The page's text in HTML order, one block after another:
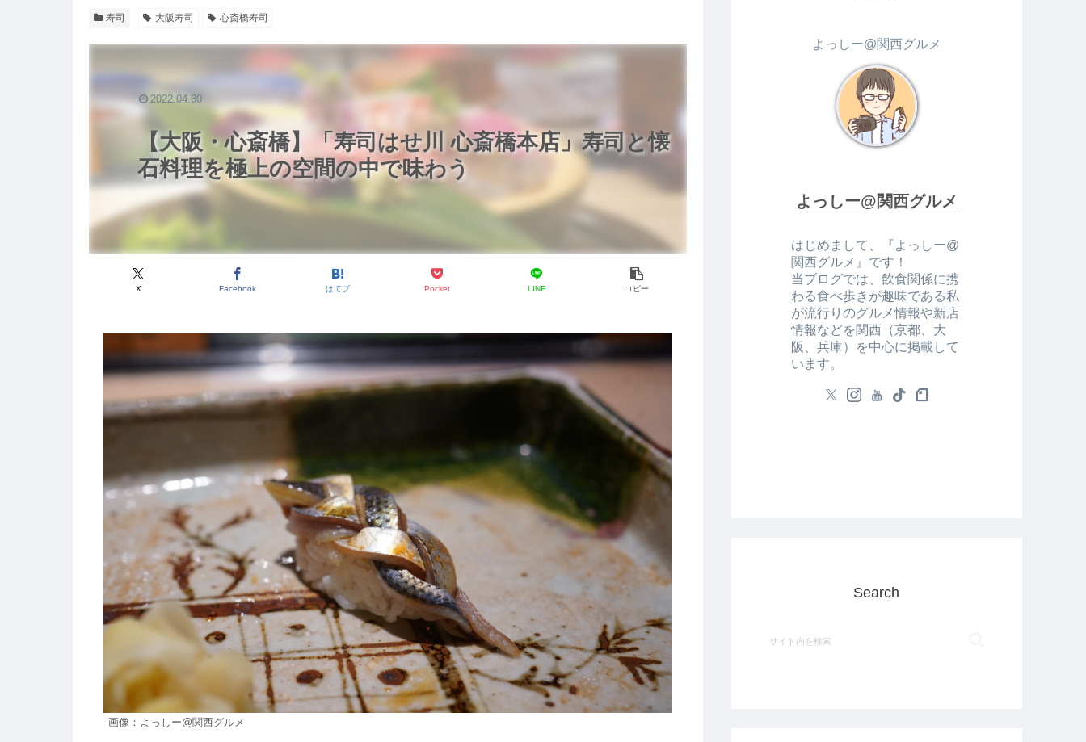
寿司 大阪寿司 心斎橋寿司
【大阪・心斎橋】「寿司はせ川 心斎橋本店」寿司と懐
石料理を極上の空間の中で味わう
X Facebook はてブ Pocket LINE コピー
2022.04.30
画像：よっしー@関西グルメ
よっしー@関西グルメ
よっしー@関西グルメ
はじめまして、『よっしー@
関西グルメ』です！
当ブログでは、飲食関係に携
わる食べ歩きが趣味である私
が流行りのグルメ情報や新店
情報などを関西（京都、大
阪、兵庫）を中心に掲載して
います。
Search